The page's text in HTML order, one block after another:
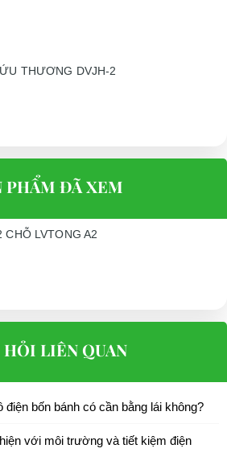
THƯƠNG DVJH-2
PHẨM ĐÃ XEM
CHỖ LVTONG A2
HỎI LIÊN QUAN
bốn bánh có cần bằng lái không?
với môi trường và tiết kiệm điện